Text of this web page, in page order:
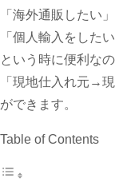
「海外通販したい」
「個人輸入をしたい
という時に便利な
「現地仕入れ元→
ができます。
Table of Contents